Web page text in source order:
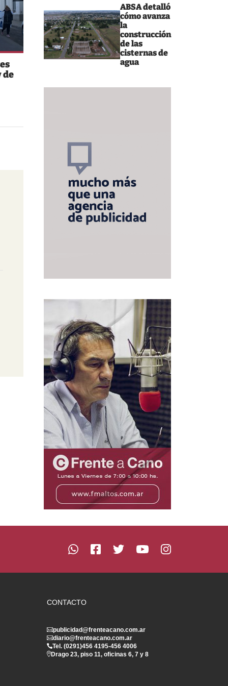
ABSA detalló
cómo avanza
la
construcción
de las
cisternas de
agua
de
CONTACTO
publicidad@frenteacano.com.ar
diario@frenteacano.com.ar
Tel. (0291)456 4195-456 4006
Drago 23, piso 11, oficinas 6, 7 y 8